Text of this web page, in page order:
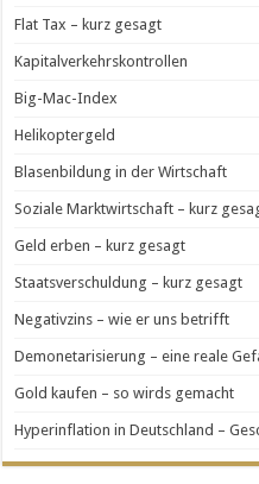
Flat Tax – kurz gesagt
Kapitalverkehrskontrollen
Big-Mac-Index
Helikoptergeld
Blasenbildung in der Wirtschaft
Soziale Marktwirtschaft – kurz
Geld erben – kurz gesagt
Staatsverschuldung – kurz gesagt
Negativzins – wie er uns betrifft
Demonetarisierung – eine reale
Gold kaufen – so wirds gemacht
Hyperinflation in Deutschland –